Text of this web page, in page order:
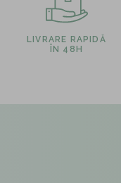
LIVRARE RAPIDĂ
ÎN 48H